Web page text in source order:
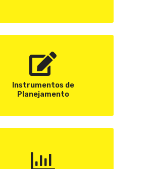
Instrumentos de
Planejamento